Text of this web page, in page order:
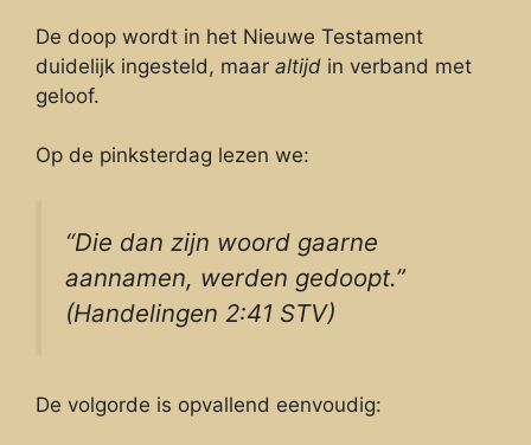
De doop wordt in het Nieuwe Testament
duidelijk ingesteld, maar altijd in verband met
geloof.
Op de pinksterdag lezen we:
“Die dan zijn woord gaarne
aannamen, werden gedoopt.”
(Handelingen 2:41 STV)
De volgorde is opvallend eenvoudig: